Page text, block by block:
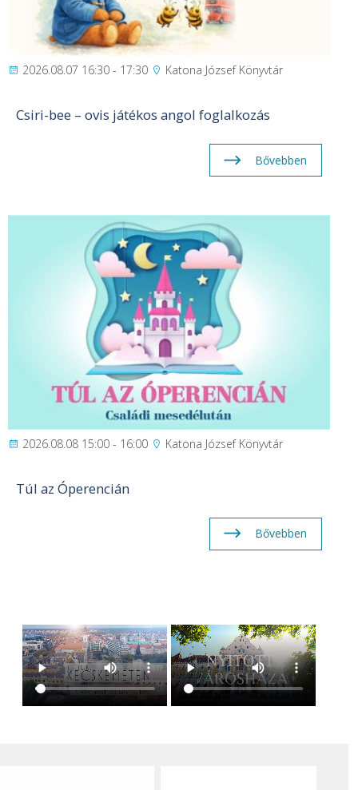
2026.08.07 16:30 - 17:30 Katona József Könyvtár
Csiri-bee – ovis játékos angol foglalkozás
Bővebben
2026.08.08 15:00 - 16:00 Katona József Könyvtár
Túl az Óperencián
Bővebben